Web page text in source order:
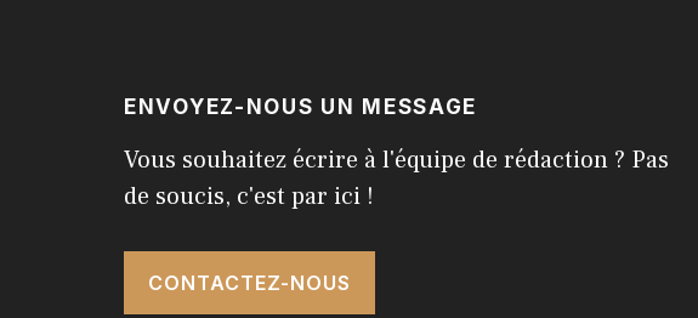
ENVOYEZ-NOUS UN MESSAGE
Vous souhaitez écrire à l'équipe de rédaction ? Pas
de soucis, c'est par ici !
CONTACTEZ-NOUS